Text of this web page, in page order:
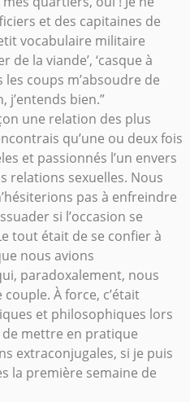
et des capitaines de
vocabulaire militaire
de la viande’, ‘casque à
les coups m’absoudre de
j’entends bien.”
une relation des plus
qu’une ou deux fois
et passionnés l’un envers
relations sexuelles. Nous
pas à enfreindre
si l’occasion se
tout était de se confier à
nous avions
paradoxalement, nous
À force, c’était
et philosophiques lors
de mettre en pratique
extraconjugales, si je puis
la première semaine de